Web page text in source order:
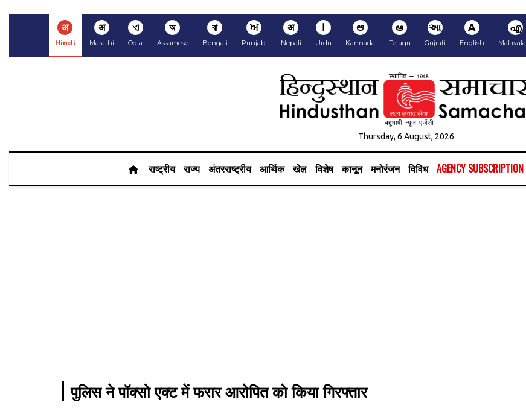
अ
Hindi
अ
Marathi
ଏ
Odia
অ
Assamese
বা
Bengali
ਅ
Punjabi
अ
Nepali
ا
Urdu
ಆ
Kannada
ఆ
Telugu
આ
Gujrati
A
English
എ
Thursday, 6 August, 2026
राष्ट्रीय राज्य अंतरराष्ट्रीय आर्थिक खेल विशेष कानून मनोरंजन विविध AGENCY
पुलिस ने पॉक्सो एक्ट में फरार आरोपित काे किया गिरफ्तार